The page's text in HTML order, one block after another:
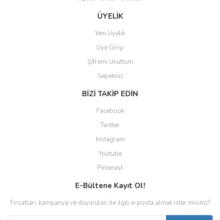
ÜYELİK
Yeni Üyelik
Üye Girişi
Şifremi Unuttum
Sepetiniz
BİZİ TAKİP EDİN
Facebook
Twitter
Instagram
Youtube
Pinterest
E-Bültene Kayıt Ol!
Fırsatları, kampanya ve duyuruları ile ilgili e-posta almak ister misiniz?